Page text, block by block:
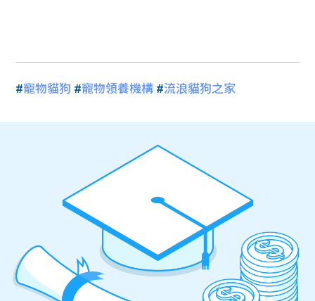
#寵物貓狗 #寵物領養機構 #流浪貓狗之家